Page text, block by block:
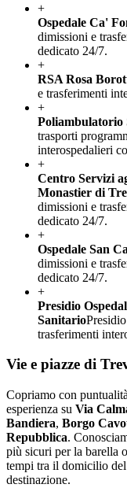
+
Ospedale Ca'
dimissioni e
dedicato 24/7.
+
RSA Rosa
e trasferimenti
+
Poliambulatorio
trasporti
interospedalieri
+
Centro Servizi
Monastier di
dimissioni e
dedicato 24/7.
+
Ospedale San
dimissioni e
dedicato 24/7.
+
Presidio
Sanitario
trasferimenti
Vie e piazze di
Copriamo con
esperienza su Via
Bandiera, Borgo
Repubblica.
più sicuri per la barella
tempi tra il domicilio
destinazione.